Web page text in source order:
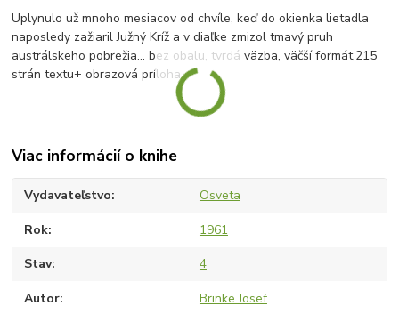
Uplynulo už mnoho mesiacov od chvíle, keď do okienka lietadla
naposledy zažiaril Južný Kríž a v diaľke zmizol tmavý pruh
austrálskeho pobrežia... bez obalu, tvrdá väzba, väčší formát,215
strán textu+ obrazová príloha
Viac informácií o knihe
Vydavateľstvo Osveta
Rok 1961
Stav 4
Autor Brinke Josef